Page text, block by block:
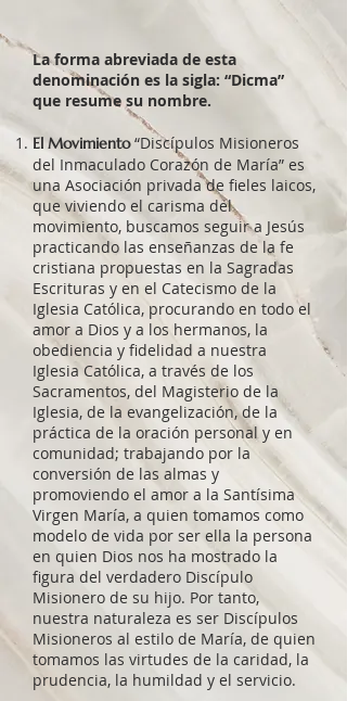
La forma abreviada de esta
denominación es la sigla: “Dicma”
que resume su nombre.
El Movimiento“Discípulos Misioneros
del Inmaculado Corazón de María” es
una Asociación privada de fieles laicos,
que viviendo el carisma del
movimiento, buscamos seguir a Jesús
practicando las enseñanzas de la fe
cristiana propuestas en la Sagradas
Escrituras y en el Catecismo de la
Iglesia Católica, procurando en todo el
amor a Dios y a los hermanos, la
obediencia y fidelidad a nuestra
Iglesia Católica, a través de los
Sacramentos, del Magisterio de la
Iglesia, de la evangelización, de la
práctica de la oración personal y en
comunidad; trabajando por la
conversión de las almas y
promoviendo el amor a la Santísima
Virgen María, a quien tomamos como
modelo de vida por ser ella la persona
en quien Dios nos ha mostrado la
figura del verdadero Discípulo
Misionero de su hijo. Por tanto,
nuestra naturaleza es ser Discípulos
Misioneros al estilo de María, de quien
tomamos las virtudes de la caridad, la
prudencia, la humildad y el servicio.